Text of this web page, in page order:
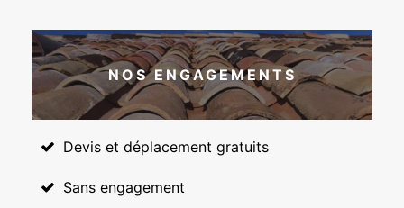
NOS ENGAGEMENTS
Devis et déplacement gratuits
Sans engagement